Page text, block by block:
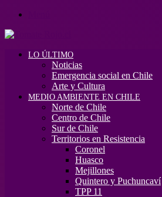
LO ÚLTIMO
Noticias
Emergencia social en Chile
Arte y Cultura
MEDIO AMBIENTE EN CHILE
Norte de Chile
Centro de Chile
Sur de Chile
Territorios en Resistencia
Coronel
Huasco
Mejillones
Quintero y Puchuncaví
TPP 11